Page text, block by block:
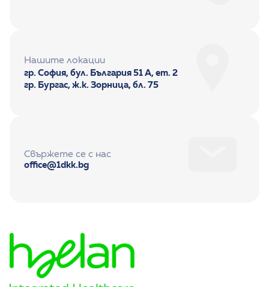
Нашите локации
гр. София, бул. България 51 А, ет. 2
гр. Бургас, ж.к. Зорница, бл. 75
Свържете се с нас
office@1dkk.bg